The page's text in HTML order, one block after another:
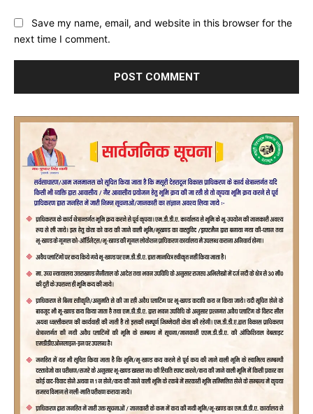
Save my name, email, and website in this browser for the
next time I comment.